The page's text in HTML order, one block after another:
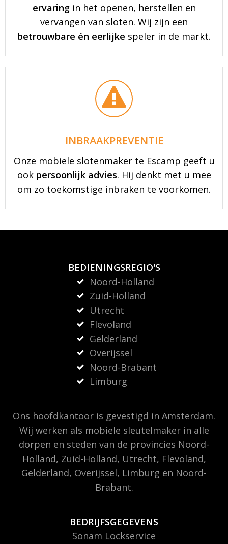
ervaringin het openen, herstellen en
vervangen van sloten. Wij zijn een
betrouwbare én eerlijke speler in de markt.
INBRAAKPREVENTIE
Onze mobiele slotenmaker te Escamp geeft u
ook persoonlijk advies. Hij denkt met u mee
om zo toekomstige inbraken te voorkomen.
BEDIENINGSREGIO'S
Noord-Holland
Zuid-Holland
Utrecht
Flevoland
Gelderland
Overijssel
Noord-Brabant
Limburg
Ons hoofdkantoor is gevestigd in Amsterdam.
Wij werken als mobiele sleutelmaker in alle
dorpen en steden van de provincies Noord-
Holland, Zuid-Holland, Utrecht, Flevoland,
Gelderland, Overijssel, Limburg en Noord-
Brabant.
BEDRIJFSGEGEVENS
Sonam Lockservice